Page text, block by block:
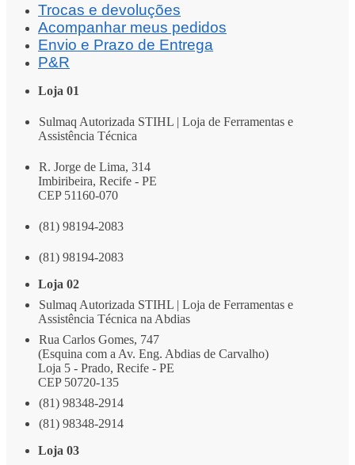
Trocas e devoluções
Acompanhar meus pedidos
Envio e Prazo de Entrega
P&R
Loja 01
Sulmaq Autorizada STIHL | Loja de Ferramentas e
Assistência Técnica
R. Jorge de Lima, 314
Imbiribeira, Recife - PE
CEP 51160-070
(81) 98194-2083
(81) 98194-2083
Loja 02
Sulmaq Autorizada STIHL | Loja de Ferramentas e
Assistência Técnica na Abdias
Rua Carlos Gomes, 747
(Esquina com a Av. Eng. Abdias de Carvalho)
Loja 5 - Prado, Recife - PE
CEP 50720-135
(81) 98348-2914
(81) 98348-2914
Loja 03